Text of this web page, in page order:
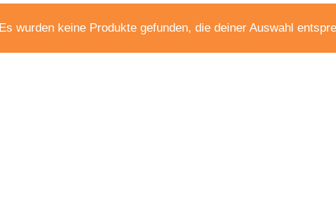
Es wurden keine Produkte gefunden, die deiner Auswahl